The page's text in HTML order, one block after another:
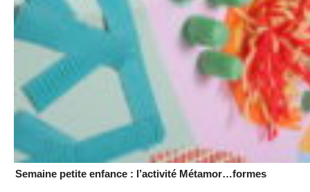
Semaine petite enfance : l’activité Métamor…formes